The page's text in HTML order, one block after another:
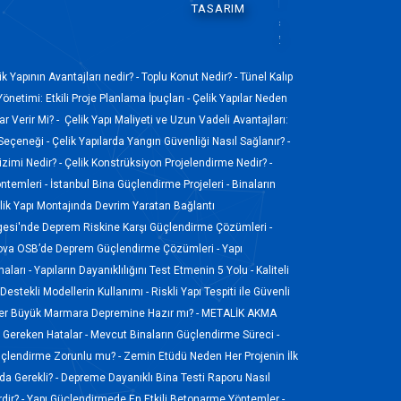
TASARIM
Yapının Avantajları nedir? -Toplu Konut Nedir? -Tünel Kalıp
Etkili Proje Planlama İpuçları -Çelik Yapılar Neden
Verir Mi? - Çelik Yapı Maliyeti ve Uzun Vadeli Avantajları:
-Çelik Yapılarda Yangın Güvenliği Nasıl Sağlanır? -
Nedir? -Çelik Konstrüksiyon Projelendirme Nedir? -
- İstanbul Bina Güçlendirme Projeleri - Binaların
Yapı Montajında Devrim Yaratan Bağlantı
Deprem Riskine Karşı Güçlendirme Çözümleri -
OSB’de Deprem Güçlendirme Çözümleri -Yapı
-Yapıların Dayanıklılığını Test Etmenin 5 Yolu - Kaliteli
Modellerin Kullanımı - Riskli Yapı Tespiti ile Güvenli
Büyük Marmara Depremine Hazır mı? - METALİK AKMA
Gereken Hatalar - Mevcut Binaların Güçlendirme Süreci -
Zorunlu mu? - Zemin Etüdü Neden Her Projenin İlk
Gerekli? - Depreme Dayanıklı Bina Testi Raporu Nasıl